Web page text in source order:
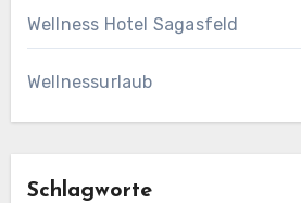
Wellness Hotel Sagasfeld
Wellnessurlaub
Schlagworte